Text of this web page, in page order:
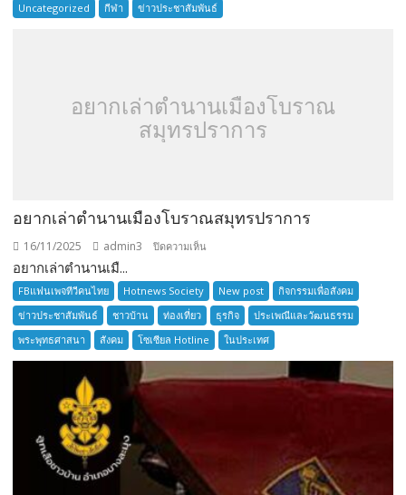
SENIOR
Uncategorized กีฬา ข่าวประชาสัมพันธ์
อยากเล่าตำนานเมืองโบราณ
สมุทรปราการ
อยากเล่าตำนานเมืองโบราณสมุทรปราการ
16/11/2025 admin3 ปิดความเห็น
เล่า
ตำนาน
เมือง
โบราณ
สมุทรปราการ
อยากเล่าตำนานเมื...
FBแฟนเพจทีวีคนไทย Hotnews Society New post
กิจกรรมเพื่อสังคม
ข่าวประชาสัมพันธ์
ชาวบ้าน ท่องเที่ยว ธุรกิจ
ประเพณีและวัฒนธรรม
พระพุทธศาสนา
สังคม โซเซียล Hotline ในประเทศ